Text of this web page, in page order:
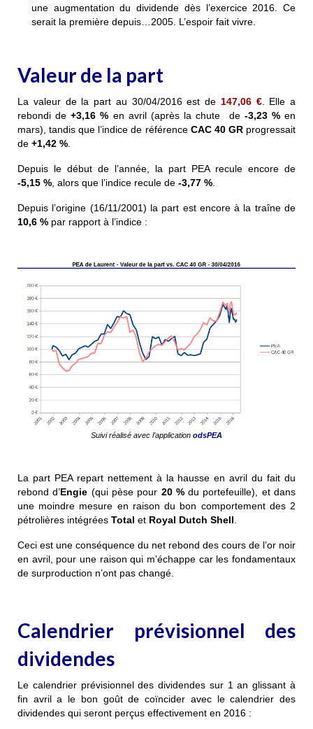
une augmentation du dividende dès l’exercice 2016. Ce
serait la première depuis…2005. L’espoir fait vivre.
Valeur de la part
La valeur de la part au 30/04/2016 est de 147,06 €. Elle a
rebondi de+3,16 % en avril (après la chute de -3,23 %en
mars), tandis que l’indice de référence CAC 40 GRprogressait
de +1,42 %
Depuis le début de l’année, la part PEA recule encore de
-5,15 % , alors que l’indice recule de -3,77 %
Depuis l’origine (16/11/2001) la part est encore à la traîne de
10,6 % par rapport à l’indice :
Suivi réalisé avec l’application odsPEA
La part PEA repart nettement à la hausse en avril du fait du
rebond d’Engie (qui pèse pour 20 %du portefeuille), et dans
une moindre mesure en raison du bon comportement des 2
pétrolières intégrées Total et Royal Dutch Shell.
Ceci est une conséquence du net rebond des cours de l’or noir
en avril, pour une raison qui m’échappe car les fondamentaux
de surproduction n’ont pas changé.
Calendrier prévisionnel des
dividendes
Le calendrier prévisionnel desdividendes sur 1 an glissant à
fin avril a le bon goût de coïncider avec le calendrier des
dividendes qui seront perçus effectivement en 2016 :